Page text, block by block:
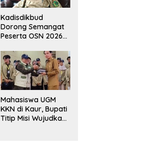
Kadisdikbud
Dorong Semangat
Peserta OSN 2026
Mahasiswa UGM
KKN di Kaur, Bupati
Titip Misi Wujudkan